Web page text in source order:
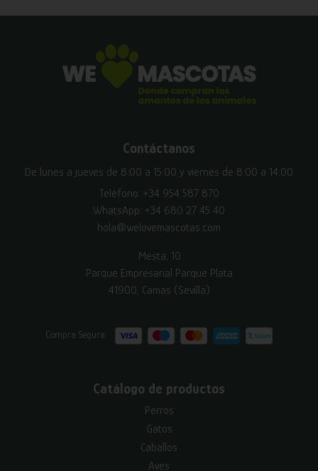
Contáctanos
De lunes a jueves de 8:00 a 15:00 y viernes de 8:00 a 14:00
Teléfono: +34 954 587 870
WhatsApp: +34 680 27 45 40
hola@welovemascotas.com
Mesta, 10
Parque Empresarial Parque Plata
41900, Camas (Sevilla)
Compra Segura:
Catálogo de productos
Perros
Gatos
Caballos
Aves